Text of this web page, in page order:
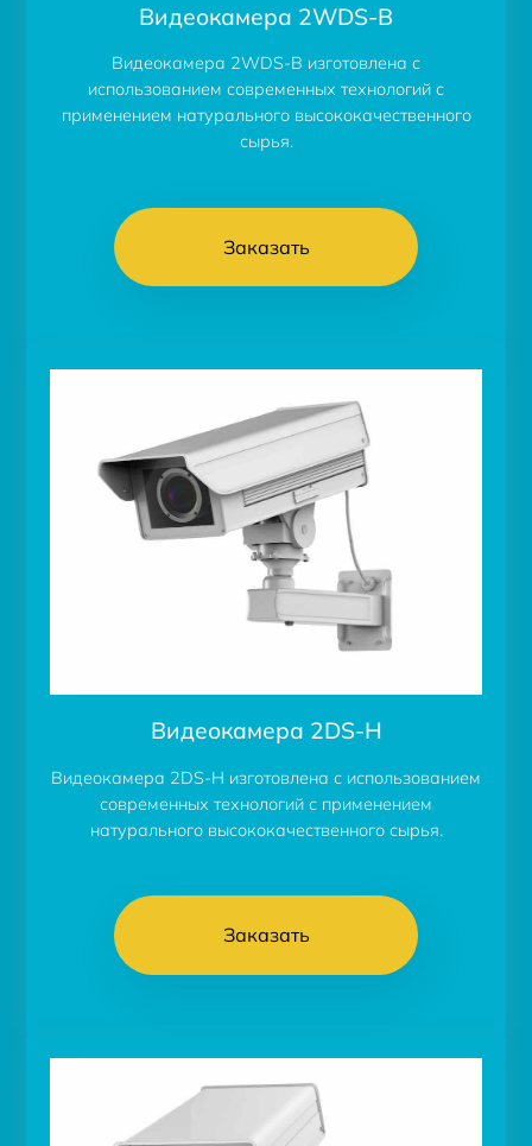
Видеокамера 2WDS-B
Видеокамера 2WDS-B изготовлена с
использованием современных технологий с
применением натурального высококачественного
сырья.
Заказать
Видеокамера 2DS-H
Видеокамера 2DS-H изготовлена с использованием
современных технологий с применением
натурального высококачественного сырья.
Заказать